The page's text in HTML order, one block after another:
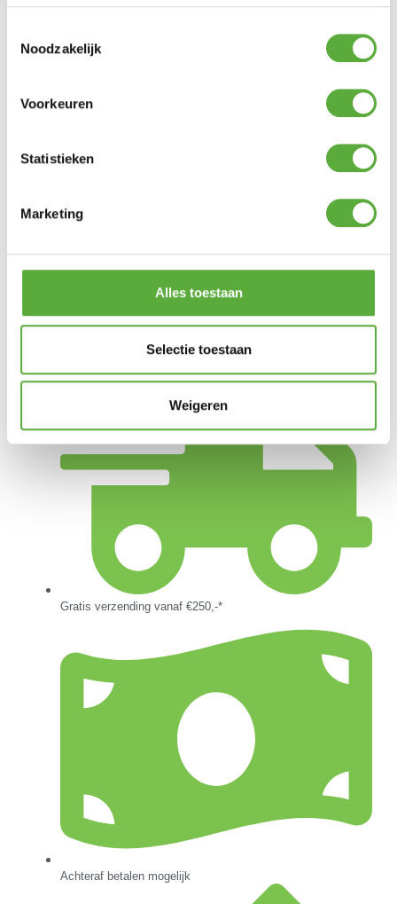
Noodzakelijk
Voorkeuren
Statistieken
Marketing
Alles toestaan
Selectie toestaan
Weigeren
SUNS Nova tuintafel 80x80cm
Materiaal 2
Gratis verzending vanaf €250,-*
Achteraf betalen mogelijk